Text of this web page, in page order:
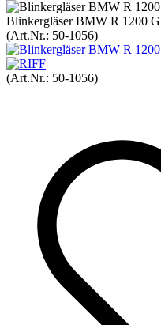
Blinkergläser BMW R 1200
(Art.Nr.: 50-1056)
(Art.Nr.: 50-1056)